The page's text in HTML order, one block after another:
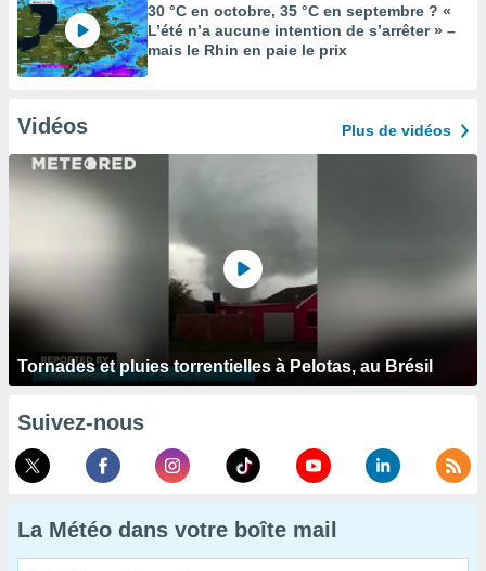
30 °C en octobre, 35 °C en septembre ? «
L’été n’a aucune intention de s’arrêter » –
mais le Rhin en paie le prix
Vidéos Plus de vidéos
Tornades et pluies torrentielles à Pelotas, au Brésil
Suivez-nous
La Météo dans votre boîte mail